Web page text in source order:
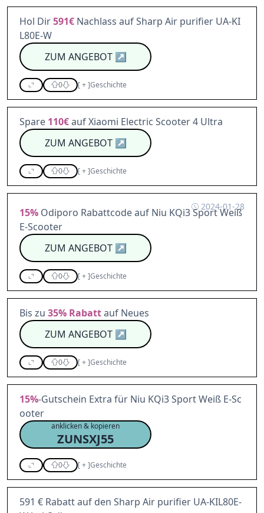
Hol Dir591€ Nachlass auf Sharp Air purifier UA-KI
L80E-W
ZUM ANGEBOT↗
0 [+]Geschichte
Spare 110€auf Xiaomi Electric Scooter 4 Ultra
ZUM ANGEBOT↗
0 [+]Geschichte
2024-01-28
15% Odiporo Rabattcode auf Niu KQi3 Sport Weiß
E-Scooter
ZUM ANGEBOT↗
0 [+]Geschichte
Bis zu 35% Rabattauf Neues
ZUM ANGEBOT↗
0 [+]Geschichte
15%-Gutschein Extra für Niu KQi3 Sport Weiß E-Sc
ooter
anklicken & kopieren
ZUNSXJ55
0 [+]Geschichte
591 € Rabatt auf den Sharp Air purifier UA-KIL80E-